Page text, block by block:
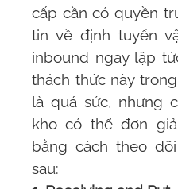
cấp cần có quyền
tin về định tuyến
inbound ngay lập
thách thức này
là quá sức, nhưng
kho có thể đơn
bằng cách theo
sau: